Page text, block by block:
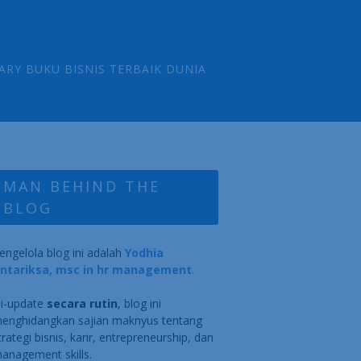
BUKU BISNIS TERBAIK DUNIA
MAN BEHIND THE
BLOG
blog ini adalah Yodhia
msc in hr management.
update secara rutin, blog ini
sajian maknyus tentang
bisnis, karir, entrepreneurship, dan
skills.